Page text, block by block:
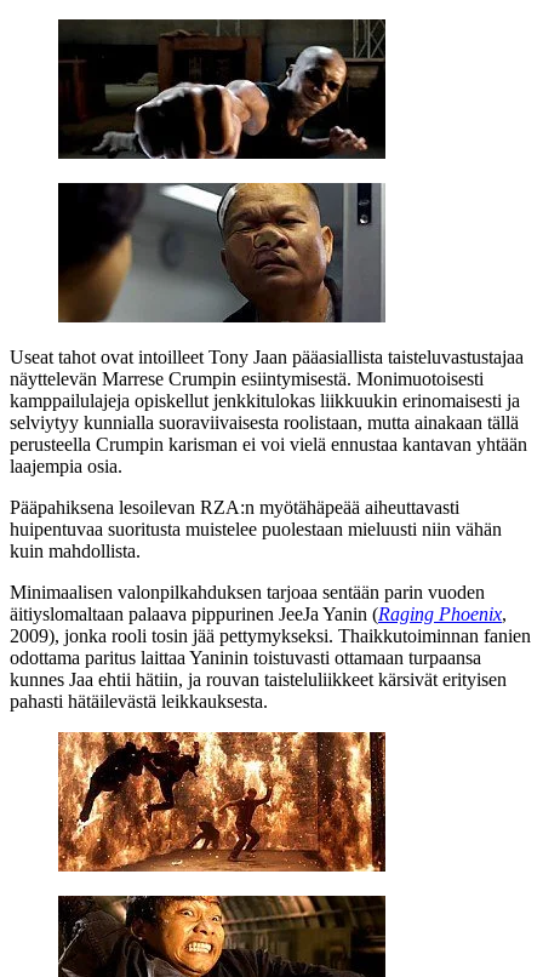
Useat tahot ovat intoilleet Tony Jaan pääasiallista taisteluvastustajaa
näyttelevän Marrese Crumpin esiintymisestä. Monimuotoisesti
kamppailulajeja opiskellut jenkkitulokas liikkuukin erinomaisesti ja
selviytyy kunnialla suoraviivaisesta roolistaan, mutta ainakaan tällä
perusteella Crumpin karisman ei voi vielä ennustaa kantavan yhtään
laajempia osia.
Pääpahiksena lesoilevan RZA:n myötähäpeää aiheuttavasti
huipentuvaa suoritusta muistelee puolestaan mieluusti niin vähän
kuin mahdollista.
Minimaalisen valonpilkahduksen tarjoaa sentään parin vuoden
äitiyslomaltaan palaava pippurinen JeeJa Yanin (Raging Phoenix,
2009), jonka rooli tosin jää pettymykseksi. Thaikkutoiminnan fanien
odottama paritus laittaa Yaninin toistuvasti ottamaan turpaansa
kunnes Jaa ehtii hätiin, ja rouvan taisteluliikkeet kärsivät erityisen
pahasti hätäilevästä leikkauksesta.